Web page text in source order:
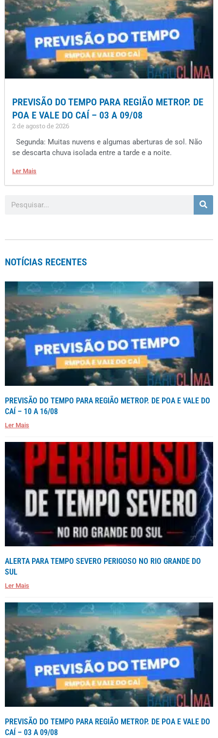
PREVISÃO DO TEMPO PARA REGIÃO METROP. DE
POA E VALE DO CAÍ – 03 A 09/08
2 de agosto de 2026
Segunda: Muitas nuvens e algumas aberturas de sol. Não
se descarta chuva isolada entre a tarde e a noite.
Ler Mais
NOTÍCIAS RECENTES
PREVISÃO DO TEMPO PARA REGIÃO METROP. DE POA E VALE DO
CAÍ – 10 A 16/08
Ler Mais
ALERTA PARA TEMPO SEVERO PERIGOSO NO RIO GRANDE DO
SUL
Ler Mais
PREVISÃO DO TEMPO PARA REGIÃO METROP. DE POA E VALE DO
CAÍ – 03 A 09/08